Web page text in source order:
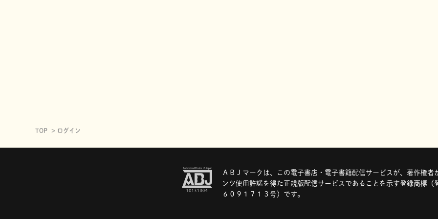
TOP ログイン
ＡＢＪマークは、この電子書店・電子書籍配信サービスが、著作権者
ンツ使用許諾を得た正規版配信サービスであることを示す登録商標（
６０９１７１３号）です。